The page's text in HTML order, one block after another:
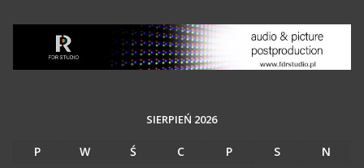
SIERPIEŃ 2026
P W Ś C P S
N